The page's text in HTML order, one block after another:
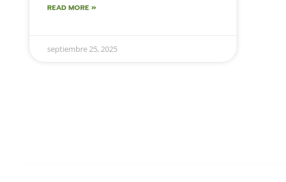
READ MORE »
septiembre 25, 2025